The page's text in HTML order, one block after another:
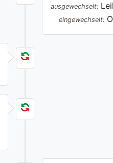
ausgewechselt:
eingewechselt: